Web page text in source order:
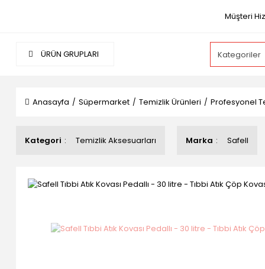
Müşteri
ÜRÜN GRUPLARI
Anasayfa Süpermarket Temizlik Ürünleri Profesyonel
Kategori Temizlik Aksesuarları Marka Safell